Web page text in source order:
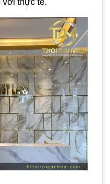
với thực tế.